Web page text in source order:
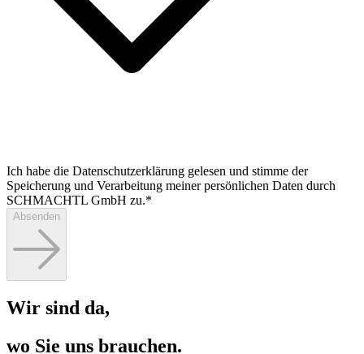
Ich habe die Datenschutzerklärung gelesen und stimme der
Speicherung und Verarbeitung meiner persönlichen Daten durch
SCHMACHTL GmbH zu.*
Absenden
Wir sind da,
wo Sie uns brauchen.